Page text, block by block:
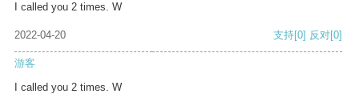
I called you 2 times. W
2022-04-20 支持[0] 反对[0]
游客
I called you 2 times. W